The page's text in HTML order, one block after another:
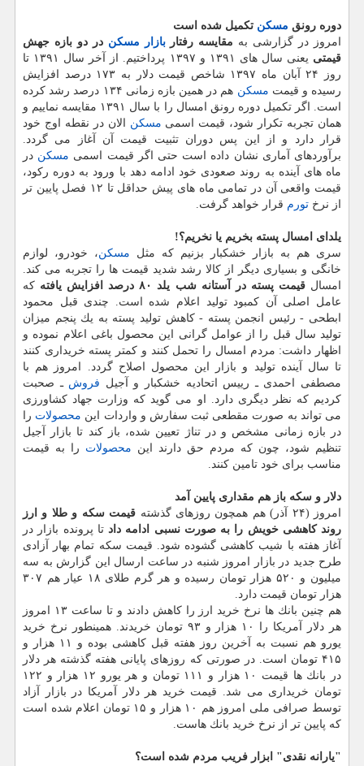
دوره رونق مسكن تكمیل شده است
امروز در گزارشی به مقایسه رفتاربازار مسكن در دو بازه جهش
قیمتی
یعنی سال های ۱۳۹۱ و ۱۳۹۷ پرداختیم. از آخر سال ۱۳۹۱ تا
روز ۲۴ آبان ماه ۱۳۹۷ شاخص قیمت دلار به ۱۷۳ درصد افزایش
رسیده و قیمت مسكن
هم در همین بازه زمانی ۱۳۴ درصد رشد كرده
است. اگر تكمیل دوره رونق امسال را با سال ۱۳۹۱ مقایسه نماییم و
همان تجربه تكرار شود، قیمت اسمی مسكن الان در نقطه اوج خود
قرار دارد و از این پس دوران تثبیت قیمت آن آغاز می گردد.
برآوردهای آماری نشان داده است حتی اگر قیمت اسمی مسكن در
ماه های آینده به روند صعودی خود ادامه دهد با ورود به دوره ركود،
قیمت واقعی آن در تمامی ماه های پیش حداقل تا ۱۲ فصل پایین تر
از نرخ تورم قرار خواهد گرفت.
یلدای امسال پسته بخریم یا نخریم؟!
سری هم به بازار خشكبار بزنیم كه مثل مسكن، خودرو، لوازم
خانگی و بسیاری دیگر از كالا رشد شدید قیمت ها را تجربه می كند.
امسالقیمت پسته در آستانه شب یلد ۸۰ درصد افزایش یافته
كه
عامل اصلی آن كمبود تولید اعلام شده است. چندی قبل محمود
ابطحی - رئیس انجمن پسته - كاهش تولید پسته به یك پنجم میزان
تولید سال قبل را از عوامل گرانی این محصول باغی اعلام نموده و
اظهار داشت: مردم امسال را تحمل كنند و كمتر پسته خریداری كنند
تا سال آینده تولید و بازار این محصول اصلاح گردد. امروز هم با
مصطفی احمدی ـ رییس اتحادیه خشكبار و آجیل فروش ـ صحبت
كردیم كه نظر دیگری دارد. او می گوید كه وزارت جهاد كشاورزی
می تواند به صورت مقطعی ثبت سفارش و واردات این محصولات را
در بازه زمانی مشخص و در تناژ تعیین شده، باز كند تا بازار آجیل
تنظیم شود، چون كه مردم حق دارند این محصولات را به قیمت
مناسب برای خود تامین كنند.
دلار و سكه باز هم مقداری پایین آمد
امروز (۲۴ آذر) هم همچون روزهای گذشته
قیمت سكه و طلا و ارز
روند كاهشی خویش را به صورت نسبی ادامه داد تا پرونده بازار در
آغاز هفته با شیب كاهشی گشوده شود. قیمت سكه تمام بهار آزادی
طرح جدید در بازار امروز شنبه در ساعت ارسال این گزارش به سه
میلیون و ۵۲۰ هزار تومان رسیده و هر گرم طلای ۱۸ عیار هم ۳۰۷
هزار تومان قیمت دارد.
هم چنین بانك ها نرخ خرید ارز را كاهش دادند و تا ساعت ۱۳ امروز
هر دلار آمریكا را ۱۰ هزار و ۹۳ تومان خریدند. همینطور نرخ خرید
یورو هم نسبت به آخرین روز هفته قبل كاهشی بوده و ۱۱ هزار و
۴۱۵ تومان است. در صورتی كه روزهای پایانی هفته گذشته هر دلار
در بانك ها قیمت ۱۰ هزار و ۱۱۱ تومان و هر یورو ۱۲ هزار و ۱۲۲
تومان خریداری می شد. قیمت خرید هر دلار آمریكا در بازار آزاد
توسط صرافی ملی امروز هم ۱۰ هزار و ۱۵ تومان اعلام شده است
كه پایین تر از نرخ خرید بانك هاست.
"یارانه نقدی" ابزار فریب مردم شده است؟